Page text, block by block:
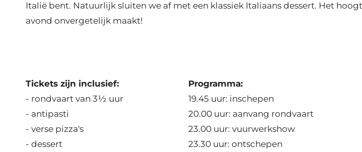
Italië bent. Natuurlijk sluiten we af met een klassiek Italiaans dessert. Het
avond onvergetelijk maakt!
Tickets zijn inclusief:
- rondvaart van 3½ uur
- antipasti
- verse pizza's
- dessert
Programma:
19.45 uur: inschepen
20.00 uur: aanvang rondvaart
23.00 uur: vuurwerkshow
23.30 uur: ontschepen